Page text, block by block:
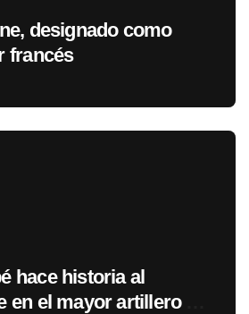
designado como
francés
hace historia al
el mayor artillero de